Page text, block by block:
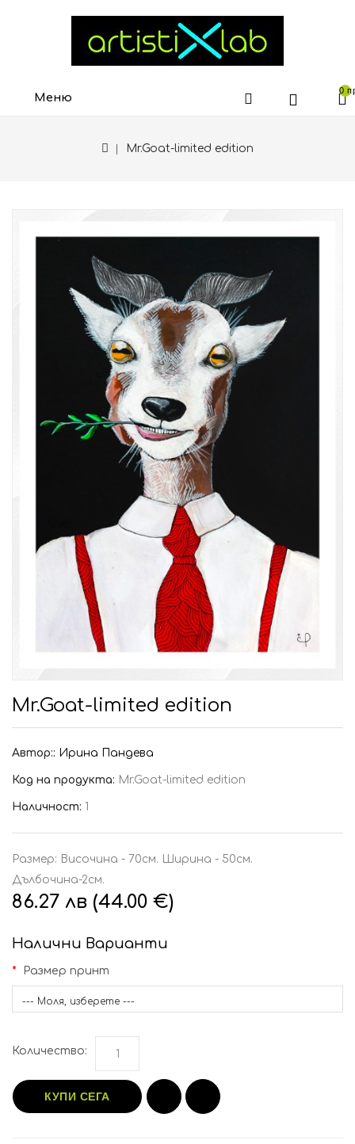
0
Меню
Mr.Goat-limited edition
Mr.Goat-limited edition
Автор:: Ирина Пандева
Код на продукта: Mr.Goat-limited edition
Наличност: 1
Размер: Височина - 70см. Ширина - 50см.
Дълбочина-2см.
86.27 лв (44.00 €)
Налични Варианти
Размер принт
--- Моля, изберете ---
Количество:
КУПИ СЕГА